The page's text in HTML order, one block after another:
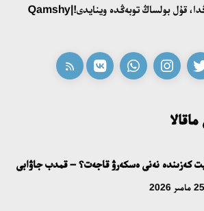
قامشى - ۇل بولساڭ قولىڭدا، قۇل بولساڭ توبەڭدە وينايدى!|Qamshy
كەزىندە نەنى ەسكەرۋ قاجەت؟ – قمدب جاۋابى